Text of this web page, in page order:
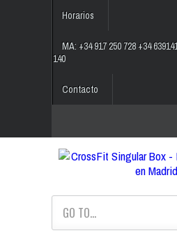
Horarios
MA: +34 917 250 728 +34
140
Contacto
GO TO...